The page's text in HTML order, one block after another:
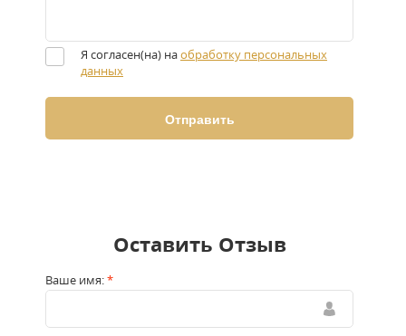
Я согласен(на) наобработку персональных
данных
Оставить Отзыв
Ваше имя:*